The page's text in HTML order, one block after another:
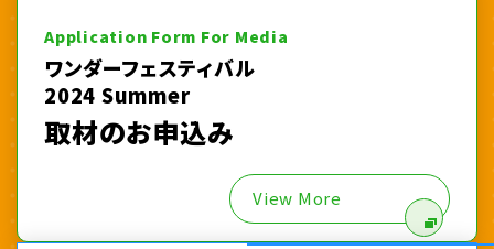
Application Form For Media
ワンダーフェスティバル
2024 Summer
取材のお申込み
View More